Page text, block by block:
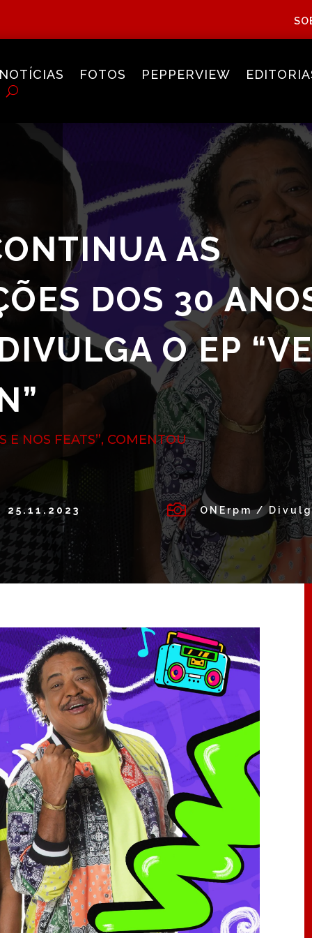
FOTOS PEPPERVIEW
AS
DOS 30
O EP
E NOS FEATS”, COMENTOU
25.11.2023  ONErpm /